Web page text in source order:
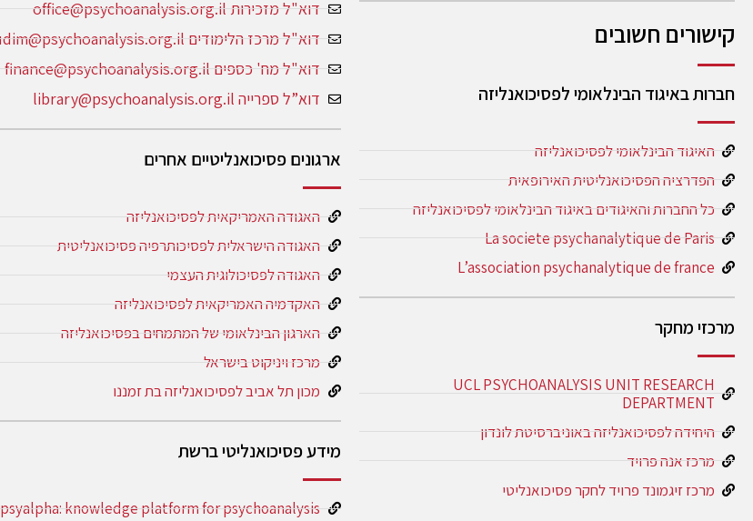
קישורים חשובים
חברות באיגוד הבינלאומי לפסיכואנליזה
האיגוד הבינלאומי לפסיכואנליזה
הפדרציה הפסיכואנליטית האירופאית
כל החברות והאיגודים באיגוד הבינלאומי לפסיכואנליזה
La societe psychanalytique de Paris
L’association psychanalytique de france
מרכזי מחקר
UCL PSYCHOANALYSIS UNIT RESEARCH
DEPARTMENT
היחידה לפסיכואנליזה באוניברסיטת לונדון
מרכז אנה פרויד
מרכז זיגמונד פרויד לחקר פסיכואנליטי
דוא"ל מזכירות office@psychoanalysis.org.il
דוא"ל מרכז הלימודים Limudim@psychoanalysis.org.il
דוא"ל מח' כספים finance@psychoanalysis.org.il
דוא”ל ספרייה library@psychoanalysis.org.il
ארגונים פסיכואנליטיים אחרים
האגודה האמריקאית לפסיכואנליזה
האגודה הישראלית לפסיכותרפיה פסיכואנליטית
האגודה לפסיכולוגית העצמי
האקדמיה האמריקאית לפסיכואנליזה
הארגון הבינלאומי של המתמחים בפסיכואנליזה
מרכז ויניקוט בישראל
מכון תל אביב לפסיכואנליזה בת זמננו
מידע פסיכואנליטי ברשת
psyalpha: knowledge platform for psychoanalysis